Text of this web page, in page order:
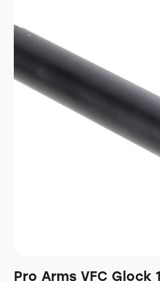
Pro Arms VFC Glock